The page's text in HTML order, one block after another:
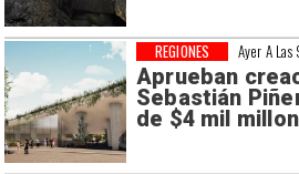
Ayer A
Aprueban
Sebastián
de $4 mil
REGIONES